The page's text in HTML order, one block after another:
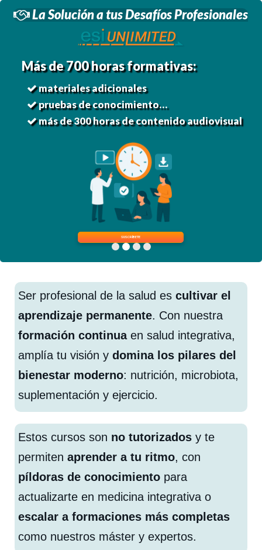
Saltar
Más de 700 horas formativas:
La Solución a tus Desafíos Profesionales
SUSCRÍBETE
pruebas de conocimiento…
más de 300 horas de contenido audiovisual
materiales adicionales
Ser profesional de la salud es cultivar el
aprendizaje permanente. Con nuestra
formación continuaen salud integrativa,
amplía tu visión y domina los pilares del
bienestar moderno: nutrición, microbiota,
suplementación y ejercicio.
Estos cursos son no tutorizados y te
permiten aprender a tu ritmo, con
píldoras de conocimiento para
actualizarte en medicina integrativa o
escalar a formaciones más completas
como nuestros máster y expertos.